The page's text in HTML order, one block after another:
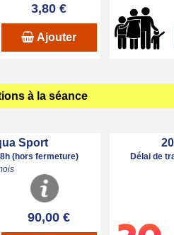
3,80 €
Ajouter
à la séance
Sport
(hors fermeture)
90,00 €
Délai de